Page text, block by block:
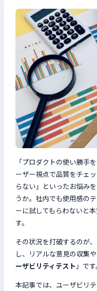
サステナビリティ
JP
検索キーワードを入力
「プロダクトの使い勝手
ーザー視点で品質をチェ
らない」といったお悩み
うか。 社内でも使用感の
ーに試してもらわないと
す。
その状況を打破するのが
し、リアルな意見の収集
ーザビリティテスト 」です
本記事では、ユーザビリ